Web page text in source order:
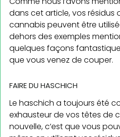
dans cet article, vos résidus
cannabis peuvent être
dehors des exemples
quelques façons
que vous venez de couper.
FAIRE DU HASCHICH
Le haschich a toujours été
exhausteur de vos têtes de
nouvelle, c’est que vous